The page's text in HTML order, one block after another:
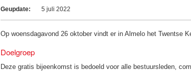
Geupdate:
5 juli 2022
Op woensdagavond 26 oktober vindt er in Almelo het Twentse
Doelgroep
Deze gratis bijeenkomst is bedoeld voor alle bestuursleden,